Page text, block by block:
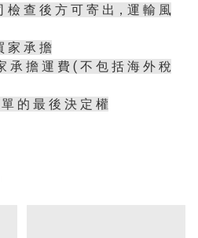
檢 查 後 方 可 寄 出，運 輸 風
家 承 擔
承 擔 運 費 ( 不 包 括 海 外 稅
的 最 後 決 定 權